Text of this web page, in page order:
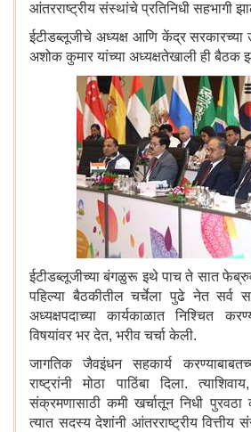
आंतरराष्ट्रीय संस्थांचे प्रतिनिधी सहभागी
ईटीडब्लूजीचे अध्यक्ष आणि केंद्र सरकारच्या
अशोक कुमार यांच्या अध्यक्षतेखाली ही बैठक
ईटीडब्लूजीच्या बंगळुरू इथे पाच ते सात
पहिल्या बैठकीतील चर्चेला पुढे नेत सर्व
अध्यक्षपदाच्या कार्यकाळात निश्चित
विषयांवर भर देत, भरीव चर्चा केली.
जागतिक जैवइंधन सहकार्य
राष्ट्रांनी मोठा पाठिंबा दिला.
संक्रमणासाठी कमी खर्चातून निधी पुरवठा
त्यात सदस्य देशांनी आंतरराष्ट्रीय वित्तीय